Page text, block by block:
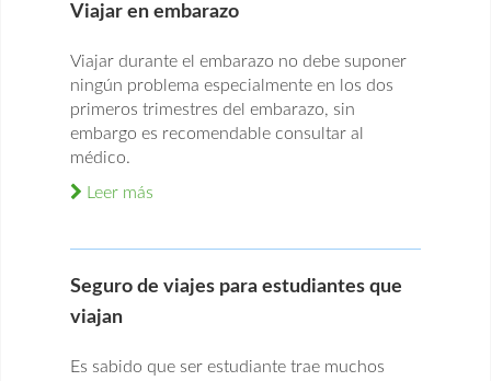
Viajar en embarazo
Viajar durante el embarazo no debe suponer
ningún problema especialmente en los dos
primeros trimestres del embarazo, sin
embargo es recomendable consultar al
médico.
Leer más
Seguro de viajes para estudiantes que
viajan
Es sabido que ser estudiante trae muchos